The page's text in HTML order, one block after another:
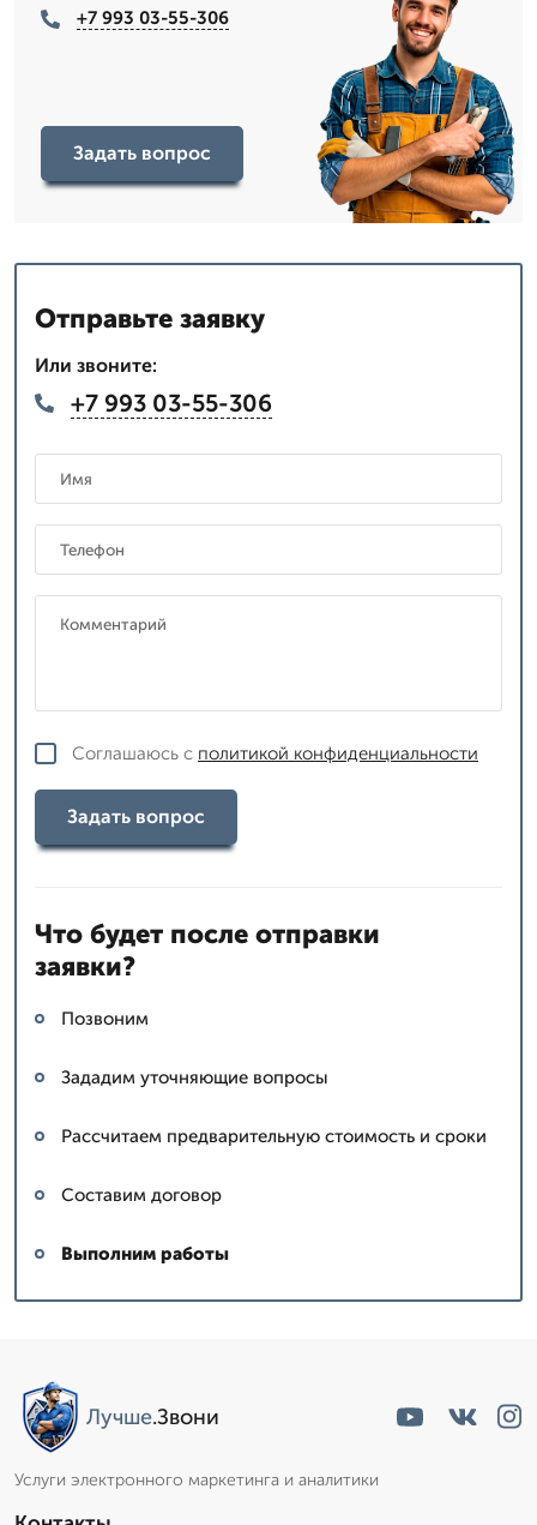
+7 993 03-55-306
Задать вопрос
Отправьте заявку
Или звоните:
+7 993 03-55-306
Соглашаюсь с политикой конфиденциальности
Задать вопрос
Что будет после отправки
заявки?
Позвоним
Зададим уточняющие вопросы
Рассчитаем предварительную стоимость и сроки
Составим договор
Выполним работы
Лучше.Звони
Услуги электронного маркетинга и аналитики
Пишет Вам...